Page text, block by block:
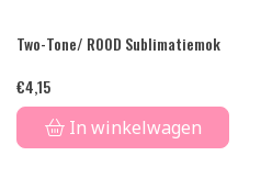
Two-Tone/ ROOD Sublimatiemok
€4,15
In winkelwagen